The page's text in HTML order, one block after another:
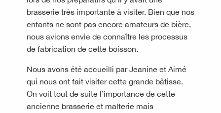
brasserie très importante à visiter. Bien que nos
enfants ne sont pas encore amateurs de bière,
nous avions envie de connaître les processus
de fabrication de cette boisson.
Nous avons été accueilli par Jeanine et Aimé
qui nous ont fait visiter cette grande bâtisse.
On voit tout de suite l’importance de cette
ancienne brasserie et malterie mais